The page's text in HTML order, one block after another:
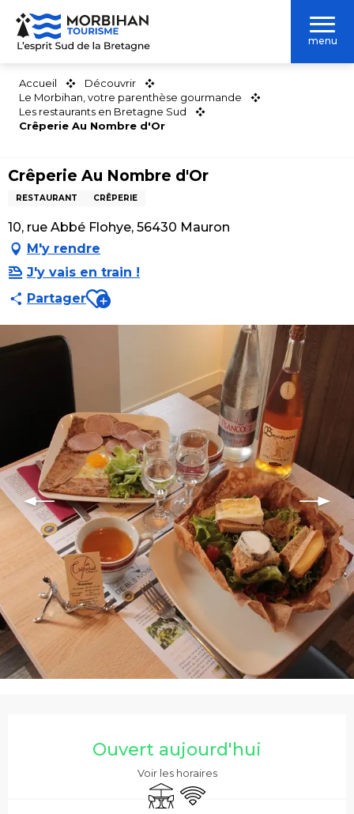
Aller
contenu
menu
Accueil
Découvrir
Le Morbihan, votre parenthèse gourmande
Les restaurants en Bretagne Sud
Crêperie Au Nombre d'Or
Crêperie Au Nombre d'Or
RESTAURANT CRÊPERIE
10, rue Abbé Flohye, 56430 Mauron
M'y rendre
J'y vais en train !
PartagerAjouter aux favoris
Ouvert aujourd'hui
Voir les horaires
Terrasse
WiFi